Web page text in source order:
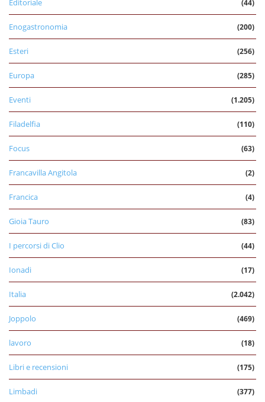
Editoriale (44)
Enogastronomia (200)
Esteri (256)
Europa (285)
Eventi (1.205)
Filadelfia (110)
Focus (63)
Francavilla Angitola (2)
Francica (4)
Gioia Tauro (83)
I percorsi di Clio (44)
Ionadi (17)
Italia (2.042)
Joppolo (469)
lavoro (18)
Libri e recensioni (175)
Limbadi (377)